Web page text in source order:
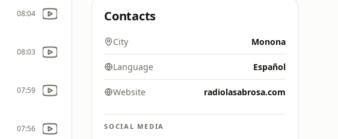
08:04
08:03
07:59
07:56
Contacts
City Monona
Language Español
Website radiolasabrosa.com
SOCIAL MEDIA